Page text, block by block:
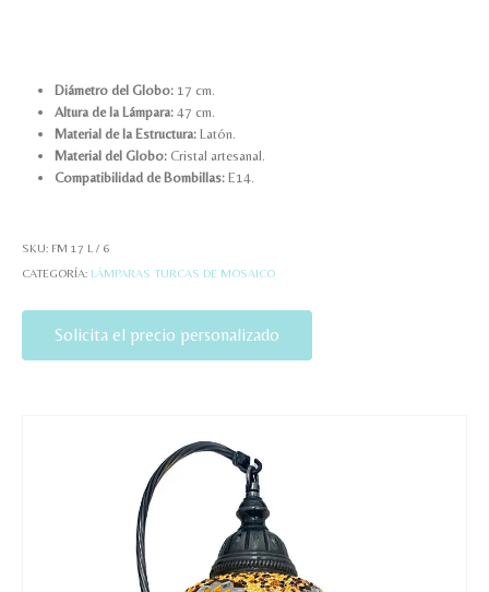
Diámetro del Globo:17 cm.
Altura de la Lámpara:47 cm.
Material de la Estructura:Latón.
Material del Globo:Cristal artesanal.
Compatibilidad de Bombillas:E14.
SKU: FM 17 L / 6
CATEGORÍA: LÁMPARAS TURCAS DE MOSAICO
Solicita el precio personalizado